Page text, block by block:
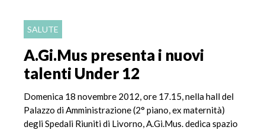
SALUTE
A.Gi.Mus presenta i nuovi
talenti Under 12
Domenica 18 novembre 2012, ore 17.15, nella hall del
Palazzo di Amministrazione (2° piano, ex maternità)
degli Spedali Riuniti di Livorno, A.Gi.Mus. dedica spazio